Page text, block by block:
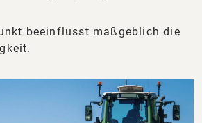
beeinflusst maßgeblich die